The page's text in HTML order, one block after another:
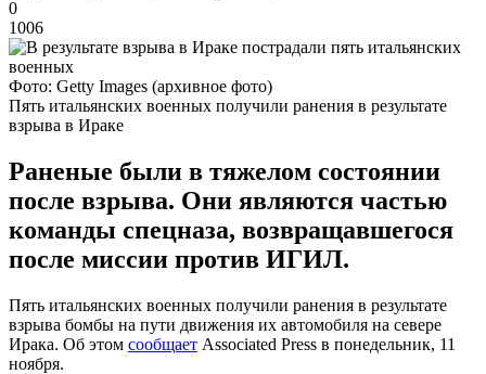
0
1006
Фото: Getty Images (архивное фото)
Пять итальянских военных получили ранения в результате
взрыва в Ираке
Раненые были в тяжелом состоянии
после взрыва. Они являются частью
команды спецназа, возвращавшегося
после миссии против ИГИЛ.
Пять итальянских военных получили ранения в результате
взрыва бомбы на пути движения их автомобиля на севере
Ирака. Об этом сообщает Associated Press в понедельник, 11
ноября.